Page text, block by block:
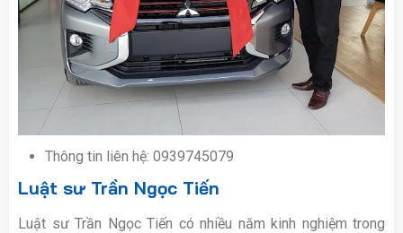
Thông tin liên hệ: 0939745079
Luật sư Trần Ngọc Tiến
Luật sư Trần Ngọc Tiến có nhiều năm kinh nghiệm trong